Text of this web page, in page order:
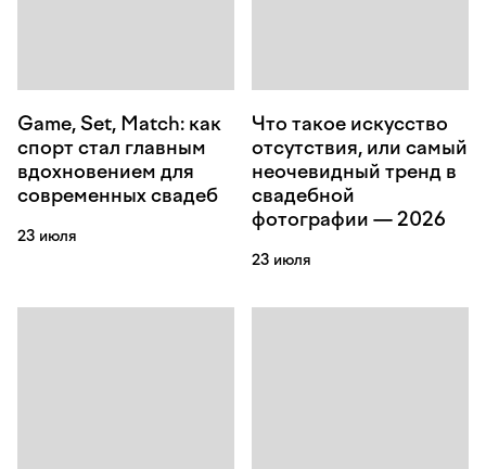
Game, Set, Match: как
спорт стал главным
вдохновением для
современных свадеб
23 июля
Что такое искусство
отсутствия, или самый
неочевидный тренд в
свадебной
фотографии — 2026
23 июля